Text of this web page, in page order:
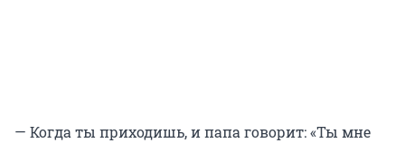
— Когда ты приходишь, и папа говорит: «Ты мне